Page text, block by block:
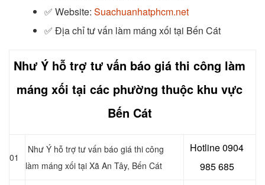
✅ Website: Suachuanhatphcm.net
✅ Địa chỉ tư vấn làm máng xối tại Bến Cát
Như Ý hỗ trợ tư vấn báo giá thi công làm
máng xối tại các phường thuộc khu vực
Bến Cát
01
Như Ý hỗ trợ tư vấn báo giá thi công
làm máng xối tại Xã An Tây, Bến Cát
Hotline 0904
985 685